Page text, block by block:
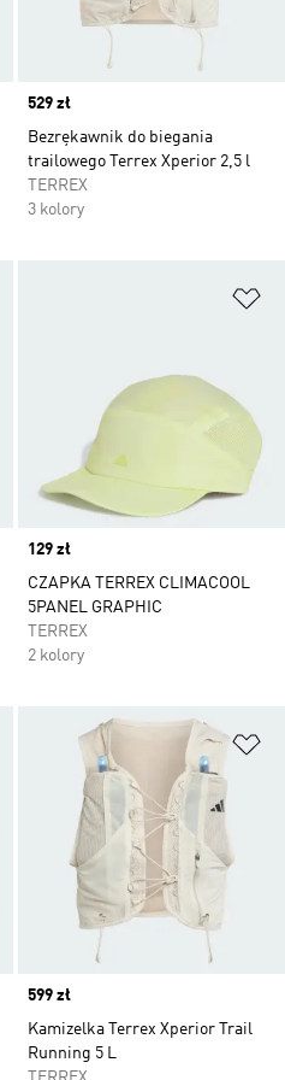
Price
529 zł
Bezrękawnik do biegania
trailowego Terrex Xperior 2,5 l
TERREX
3 kolory
Price
129 zł
CZAPKA TERREX CLIMACOOL
5PANEL GRAPHIC
TERREX
2 kolory
Dodaj do listy życzeń
Price
599 zł
Kamizelka Terrex Xperior Trail
Running 5 L